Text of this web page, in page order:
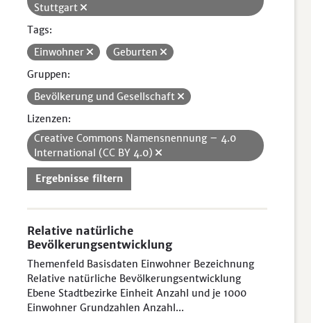
Stuttgart
Tags:
Einwohner
Geburten
Gruppen:
Bevölkerung und Gesellschaft
Lizenzen:
Creative Commons Namensnennung – 4.0
International (CC BY 4.0)
Ergebnisse filtern
Relative natürliche
Bevölkerungsentwicklung
Themenfeld Basisdaten Einwohner Bezeichnung
Relative natürliche Bevölkerungsentwicklung
Ebene Stadtbezirke Einheit Anzahl und je 1000
Einwohner Grundzahlen Anzahl...